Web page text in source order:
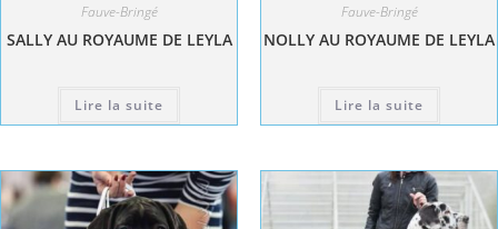
Fauve-Bringé
SALLY AU ROYAUME DE LEYLA
Lire la suite
Fauve-Bringé
NOLLY AU ROYAUME DE LEYLA
Lire la suite